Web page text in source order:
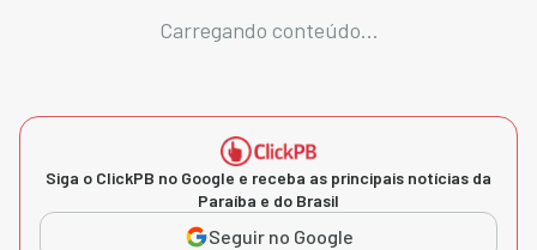
Carregando conteúdo...
Siga o ClickPB no Google e receba as principais notícias da
Paraíba e do Brasil
Seguir no Google